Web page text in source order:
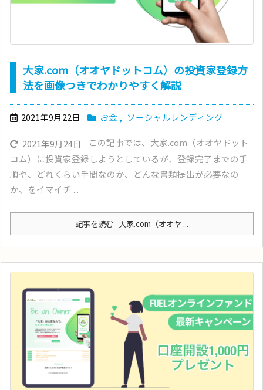
大家.com（オオヤドットコム）の投資家登録方
法を画像つきでわかりやすく解説
2021年9月22日 お金 , ソーシャルレンディング
2021年9月24日
この記事では、大家.com（オオヤドット
コム）に投資家登録しようとしているが、登録完了までの手
順や、どれくらい手間なのか、どんな書類提出が必要なの
か、をイマイチ ...
記事を読む 大家.com（オオヤ ...